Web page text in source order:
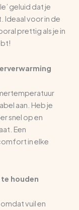
geluid dat je
Ideaal voor in de
prettig als je in
aan. Heb je
snel op en
Een
in elke
houden
vuil en